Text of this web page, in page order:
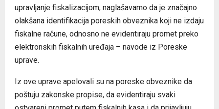
upravljanje fiskalizacijom, naglašavamo da je značajno
olakšana identifikacija poreskih obveznika koji ne izdaju
fiskalne račune, odnosno ne evidentiraju promet preko
elektronskih fiskalnih uređaja – navode iz Poreske
uprave.
Iz ove uprave apelovali su na poreske obveznike da
poštuju zakonske propise, da evidentiraju svaki